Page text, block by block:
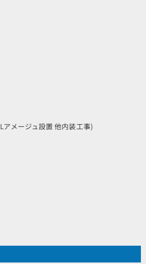
アメージュ設置 他内装工事)